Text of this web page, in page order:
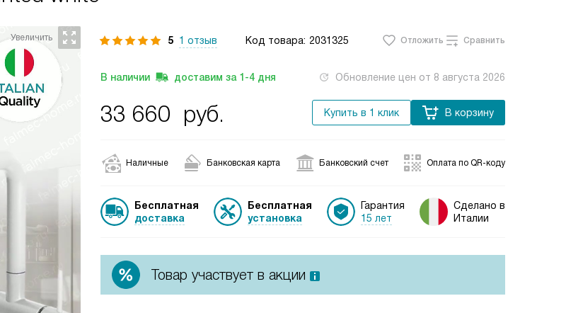
5 1 отзыв Код товара: 2031325 Отложить Сравнить
В наличии доставим за 1-4 дня Обновление цен от 8 августа 2026
33 660 руб. Купить в 1 клик В корзину
Наличные Банковская карта Банковский счет Оплата по QR-коду
Бесплатная
доставка
Бесплатная
установка
Гарантия
15 лет
Сделано в
Италии
Товар участвует в акции